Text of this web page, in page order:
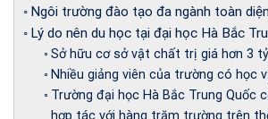
Ngôi trường đào tạo đa ngành toàn
Lý do nên du học tại đại học Hà Bắc
Sở hữu cơ sở vật chất trị giá hơn 3
Nhiều giảng viên của trường có học
Trường đại học Hà Bắc Trung Quốc
hợp tác với hàng trăm trường trên